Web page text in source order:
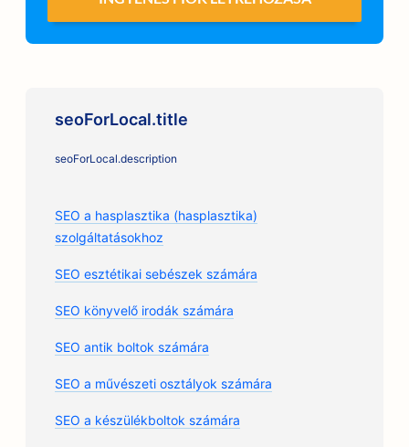
seoForLocal.title
seoForLocal.description
SEO a hasplasztika (hasplasztika)
szolgáltatásokhoz
SEO esztétikai sebészek számára
SEO könyvelő irodák számára
SEO antik boltok számára
SEO a művészeti osztályok számára
SEO a készülékboltok számára